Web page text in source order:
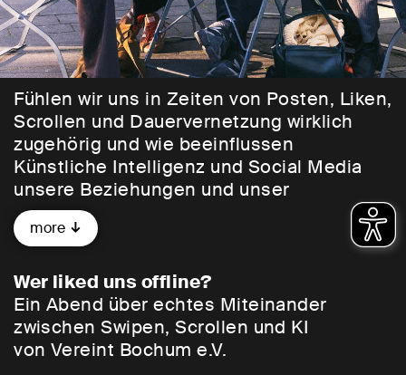
Fühlen wir uns in Zeiten von Posten, Liken,
Scrollen und Dauervernetzung wirklich
zugehörig und wie beeinflussen
Künstliche Intelligenz und Social Media
unsere Beziehungen und unser
Miteinander? Mit
? lädt
Vereint Bochum e. V. zu einem Abend ein,
der genau diese Fragen stellt. Ein Abend
mit Gästen aus Wissenschaft, Kunst und
Öffentlichkeit, mit Gespräch,
künstlerischen Momenten und Raum für
Austausch über das, was Nähe heute
more
Wer liked uns offline?
Ein Abend über echtes Miteinander
zwischen Swipen, Scrollen und KI
von Vereint Bochum e.V.